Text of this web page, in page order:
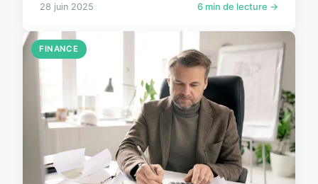
28 juin 2025 6 min de lecture →
FINANCE